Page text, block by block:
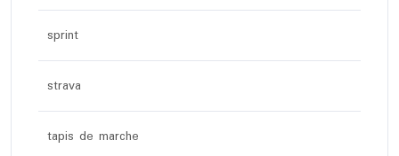
sprint
strava
tapis de marche